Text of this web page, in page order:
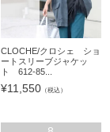
CLOCHE/クロシェ ショ
ートスリーブジャケッ
ト 612-85...
¥11,550（税込）